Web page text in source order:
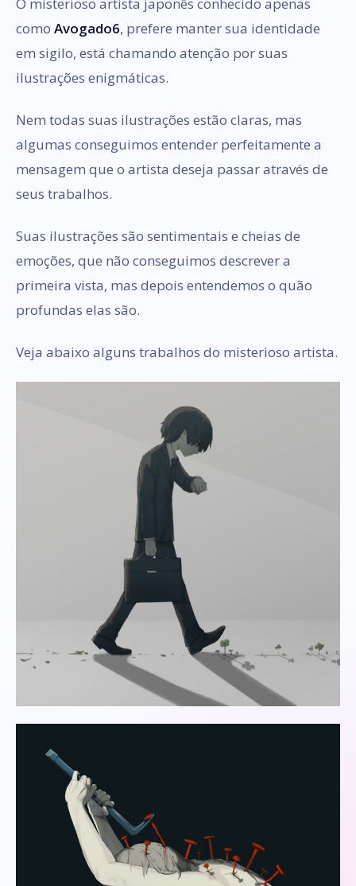
como Avogado6, prefere manter sua identidade
em sigilo, está chamando atenção por suas
ilustrações enigmáticas.
Nem todas suas ilustrações estão claras, mas
algumas conseguimos entender perfeitamente a
mensagem que o artista deseja passar através de
seus trabalhos.
Suas ilustrações são sentimentais e cheias de
emoções, que não conseguimos descrever a
primeira vista, mas depois entendemos o quão
profundas elas são.
Veja abaixo alguns trabalhos do misterioso artista.